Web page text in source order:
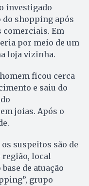
investigado
do shopping após
comerciais. Em
por meio de um
loja vizinha.
ficou cerca
e saiu do
joias. Após o
suspeitos são de
região, local
de atuação
grupo